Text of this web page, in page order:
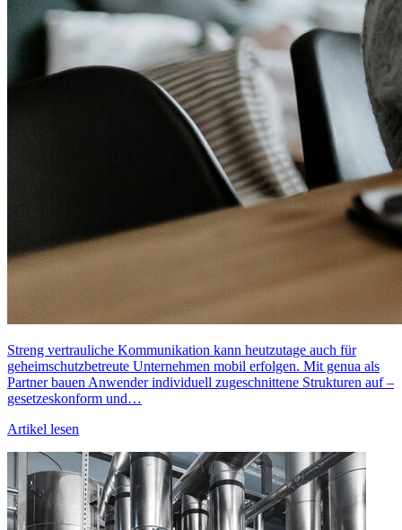
Streng vertrauliche Kommunikation kann heutzutage auch für
geheimschutzbetreute Unternehmen mobil erfolgen. Mit genua als
Partner bauen Anwender individuell zugeschnittene Strukturen auf –
gesetzeskonform und…
Artikel lesen